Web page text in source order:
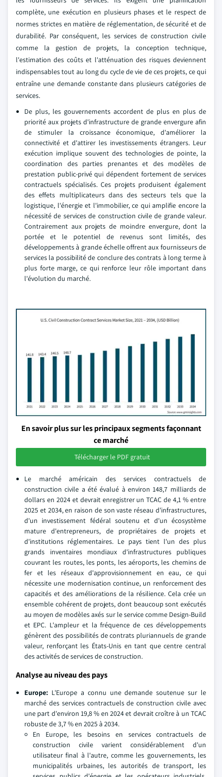
complète, une exécution en plusieurs phases et le respect de
normes strictes en matière de réglementation, de sécurité et de
durabilité. Par conséquent, les services de construction civile
comme la gestion de projets, la conception technique,
l'estimation des coûts et l'atténuation des risques deviennent
indispensables tout au long du cycle de vie de ces projets, ce qui
entraîne une demande constante dans plusieurs catégories de
services.
De plus, les gouvernements accordent de plus en plus de
priorité aux projets d'infrastructure de grande envergure afin
de stimuler la croissance économique, d'améliorer la
connectivité et d'attirer les investissements étrangers. Leur
exécution implique souvent des technologies de pointe, la
coordination des parties prenantes et des modèles de
prestation public-privé qui dépendent fortement de services
contractuels spécialisés. Ces projets produisent également
des effets multiplicateurs dans des secteurs tels que la
logistique, l'énergie et l'immobilier, ce qui amplifie encore la
nécessité de services de construction civile de grande valeur.
Contrairement aux projets de moindre envergure, dont la
portée et le potentiel de revenus sont limités, des
développements à grande échelle offrent aux fournisseurs de
services la possibilité de conclure des contrats à long terme à
plus forte marge, ce qui renforce leur rôle important dans
l'évolution du marché.
En savoir plus sur les principaux segments façonnant
ce marché
Télécharger le PDF gratuit
Le marché américain des services contractuels de
construction civile a été évalué à environ 148,7 milliards de
dollars en 2024 et devrait enregistrer un TCAC de 4,1 % entre
2025 et 2034, en raison de son vaste réseau d'infrastructures,
d'un investissement fédéral soutenu et d'un écosystème
mature d'entrepreneurs, de propriétaires de projets et
d'institutions réglementaires. Le pays tient l'un des plus
grands inventaires mondiaux d'infrastructures publiques
couvrant les routes, les ponts, les aéroports, les chemins de
fer et les réseaux d'approvisionnement en eau, ce qui
nécessite une modernisation continue, un renforcement des
capacités et des améliorations de la résilience. Cela crée un
ensemble cohérent de projets, dont beaucoup sont exécutés
au moyen de modèles axés sur le service comme Design-Build
et EPC. L'ampleur et la fréquence de ces développements
génèrent des possibilités de contrats pluriannuels de grande
valeur, renforçant les États-Unis en tant que centre central
des activités de services de construction.
Analyse au niveau des pays
Europe: L'Europe a connu une demande soutenue sur le
marché des services contractuels de construction civile avec
une part d'environ 19,8 % en 2024 et devrait croître à un TCAC
robuste de 3,7 % en 2025 à 2034.
En Europe, les besoins en services contractuels de
construction civile varient considérablement d'un
utilisateur final à l'autre, comme les gouvernements, les
municipalités urbaines, les autorités de transport, les